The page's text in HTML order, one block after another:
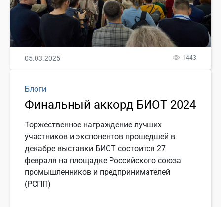
05.03.2025 1443
Блоги
Финальный аккорд БИОТ 2024
Торжественное награждение лучших
участников и экспонентов прошедшей в
декабре выставки БИОТ состоится 27
февраля на площадке Российского союза
промышленников и предпринимателей
(РСПП)